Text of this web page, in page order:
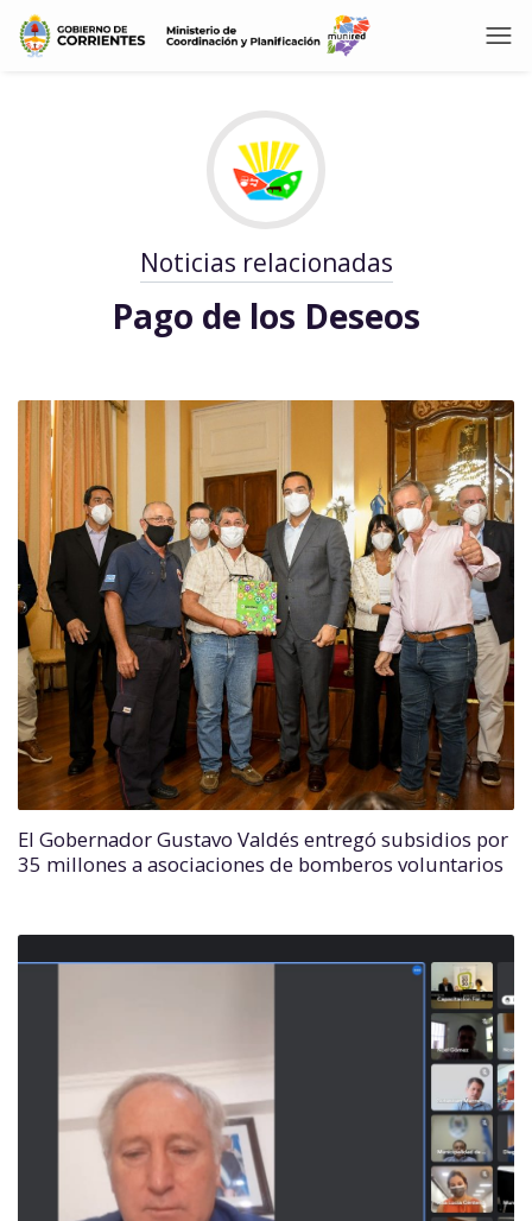
Noticias relacionadas
Pago de los Deseos
El Gobernador Gustavo Valdés entregó subsidios por
35 millones a asociaciones de bomberos voluntarios